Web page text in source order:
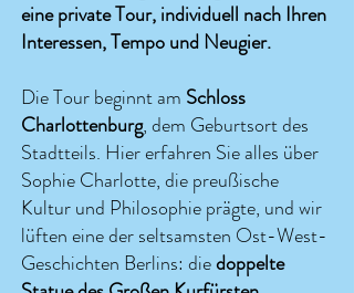
eine private Tour, individuell nach Ihren
Interessen, Tempo und Neugier.
Die Tour beginnt am Schloss
Charlottenburg, dem Geburtsort des
Stadtteils. Hier erfahren Sie alles über
Sophie Charlotte, die preußische
Kultur und Philosophie prägte, und wir
lüften eine der seltsamsten Ost-West-
Geschichten Berlins: diedoppelte